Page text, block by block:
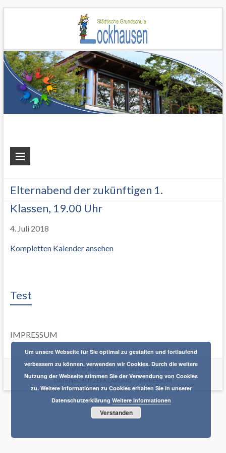
Elternabend der zukünftigen 1.
Klassen, 19.00 Uhr
4. Juli 2018
Kompletten Kalender ansehen
Test
IMPRESSUM
Copyright © 2026Grundschule Lockhausen
DATENSCHUTZERKLÄRUNG
IMPRESSUM
Um unsere Webseite für Sie optimal zu gestalten und fortlaufend
verbessern zu können, verwenden wir Cookies. Durch die weitere
Nutzung der Webseite stimmen Sie der Verwendung von Cookies
zu. Weitere Informationen zu Cookies erhalten Sie in unserer
Datenschutzerklärung Weitere Informationen
Verstanden